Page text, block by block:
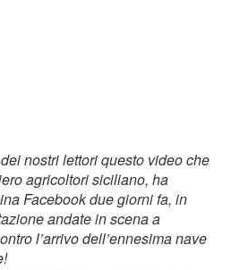
nostri lettori questo video che
agricoltori siciliano, ha
Facebook due giorni fa, in
andate in scena a
l’arrivo dell’ennesima nave